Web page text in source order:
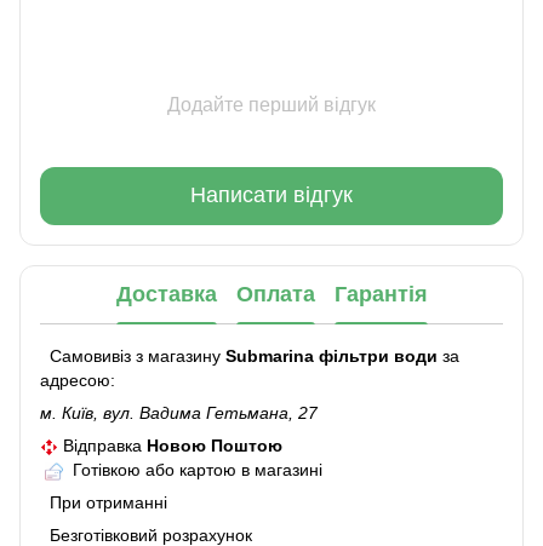
Додайте перший відгук
Написати відгук
Доставка Оплата Гарантія
Самовивіз з магазину Submarina фільтри води за
адресою:
м. Київ, вул. Вадима Гетьмана, 27
Відправка Новою Поштою
Готівкою або картою в магазині
При отриманні
Безготівковий розрахунок